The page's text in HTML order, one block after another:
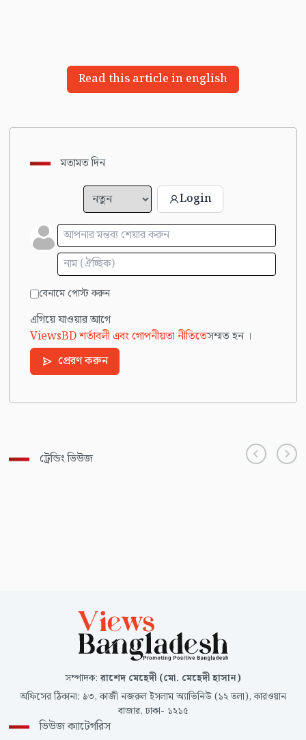
Read this article in english
মতামত দিন
Login
বেনামে পোস্ট করুন
এগিয়ে যাওয়ার আগে
ViewsBD শর্তাবলী এবং গোপনীয়তা নীতিতেসম্মত হন ।
প্রেরণ করুন
ট্রেন্ডিং ভিউজ
সম্পাদক:রাশেদ মেহেদী (মো. মেহেদী হাসান)
অফিসের ঠিকানা: ৯৩, কাজী নজরুল ইসলাম অ্যাভিনিউ (১২ তলা), কারওয়ান
বাজার, ঢাকা- ১২১৫
ভিউজ ক্যাটেগরিস